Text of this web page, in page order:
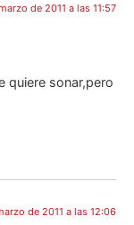
de 2011 a las 11:57
quiere sonar,pero
de 2011 a las 12:06